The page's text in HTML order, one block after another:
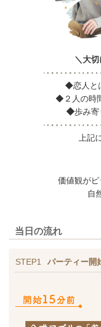
＼大
◆恋人と
◆２人の時
◆歩み
上記
価値観が
自
当日の流れ
STEP1 パーティー開